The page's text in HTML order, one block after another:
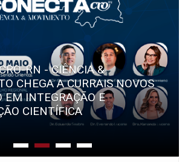
RN - CIÊNCIA &
CHEGA A CURRAIS NOVOS
EM INTEGRAÇÃO E
CIENTÍFICA